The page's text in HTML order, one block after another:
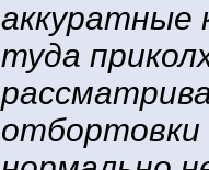
аккуратные
туда
отбортовки